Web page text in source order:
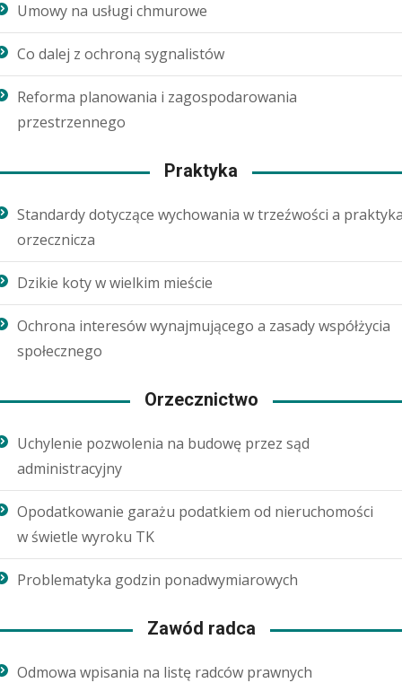
Umowy na usługi chmurowe
Co dalej z ochroną sygnalistów
Reforma planowania i zagospodarowania
przestrzennego
Praktyka
Standardy dotyczące wychowania w trzeźwości a
orzecznicza
Dzikie koty w wielkim mieście
Ochrona interesów wynajmującego a zasady współżycia
społecznego
Orzecznictwo
Uchylenie pozwolenia na budowę przez sąd
administracyjny
Opodatkowanie garażu podatkiem od nieruchomości
w świetle wyroku TK
Problematyka godzin ponadwymiarowych
Zawód radca
Odmowa wpisania na listę radców prawnych